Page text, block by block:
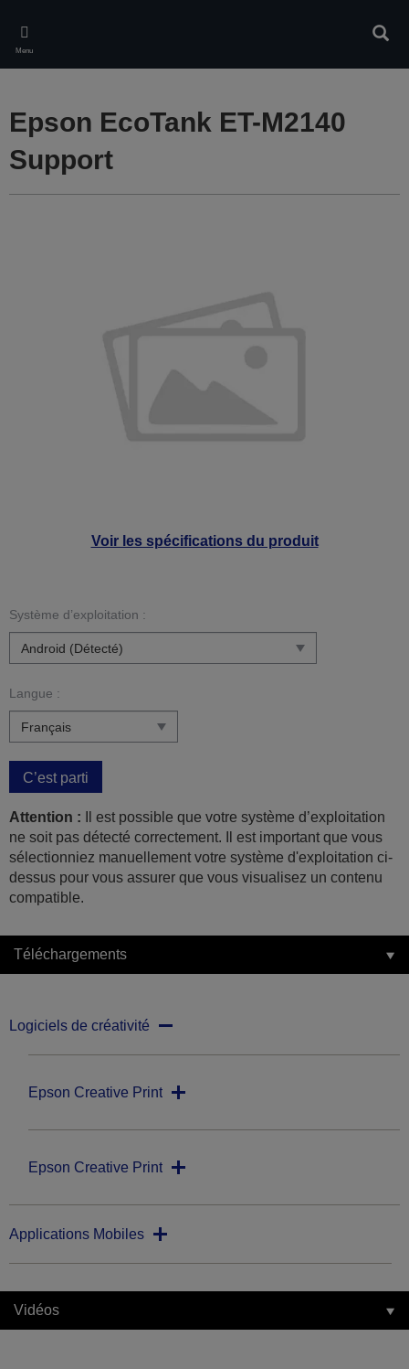
main
content
Menu
Voir les spécifications du produit
Epson EcoTank ET-M2140
Support
Système d’exploitation :
Langue :
C’est parti
Attention : Il est possible que votre système d’exploitation
ne soit pas détecté correctement. Il est important que vous
sélectionniez manuellement votre système d'exploitation ci-
dessus pour vous assurer que vous visualisez un contenu
compatible.
Téléchargements
Logiciels de créativité
Epson Creative Print
Epson Creative Print
Applications Mobiles
Vidéos